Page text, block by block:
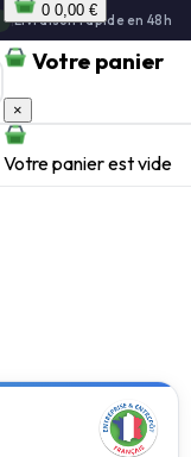
|Livraison rapide en 48h
0 0,00 €
Votre panier
×
Votre panier est vide